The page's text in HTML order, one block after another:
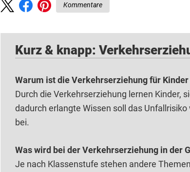
Kommentare
Kurz & knapp:
Warum ist die Verkehrserziehung für
Durch die Verkehrserziehung lernen Kinder,
dadurch erlangte Wissen soll das
bei.
Was wird bei der Verkehrserziehung in der
Je nach Klassenstufe stehen andere